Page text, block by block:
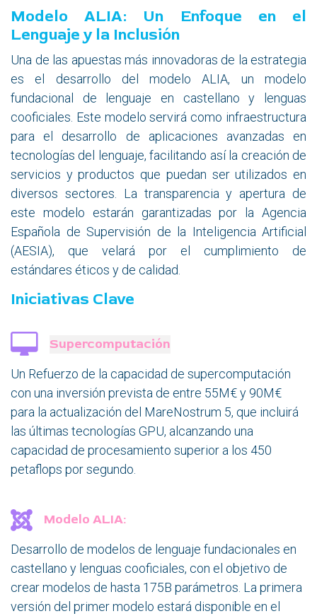
Modelo ALIA: Un Enfoque en el
Lenguaje y la Inclusión
Una de las apuestas más innovadoras de la estrategia
es el desarrollo del modelo ALIA, un modelo
fundacional de lenguaje en castellano y lenguas
cooficiales. Este modelo servirá como infraestructura
para el desarrollo de aplicaciones avanzadas en
tecnologías del lenguaje, facilitando así la creación de
servicios y productos que puedan ser utilizados en
diversos sectores. La transparencia y apertura de
este modelo estarán garantizadas por la Agencia
Española de Supervisión de la Inteligencia Artificial
(AESIA), que velará por el cumplimiento de
estándares éticos y de calidad.
Iniciativas Clave
Supercomputación
Un Refuerzo de la capacidad de supercomputación
con una inversión prevista de entre 55M€ y 90M€
para la actualización del MareNostrum 5, que incluirá
las últimas tecnologías GPU, alcanzando una
capacidad de procesamiento superior a los 450
petaflops por segundo.
Modelo ALIA:
Desarrollo de modelos de lenguaje fundacionales en
castellano y lenguas cooficiales, con el objetivo de
crear modelos de hasta 175B parámetros. La primera
versión del primer modelo estará disponible en el